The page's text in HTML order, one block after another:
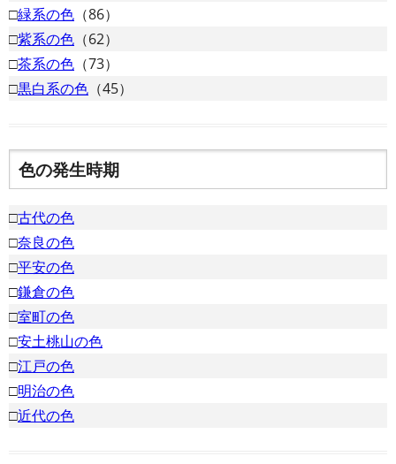
□緑系の色 （86）
□紫系の色 （62）
□茶系の色 （73）
□黒白系の色 （45）
色の発生時期
□古代の色
□奈良の色
□平安の色
□鎌倉の色
□室町の色
□安土桃山の色
□江戸の色
□明治の色
□近代の色